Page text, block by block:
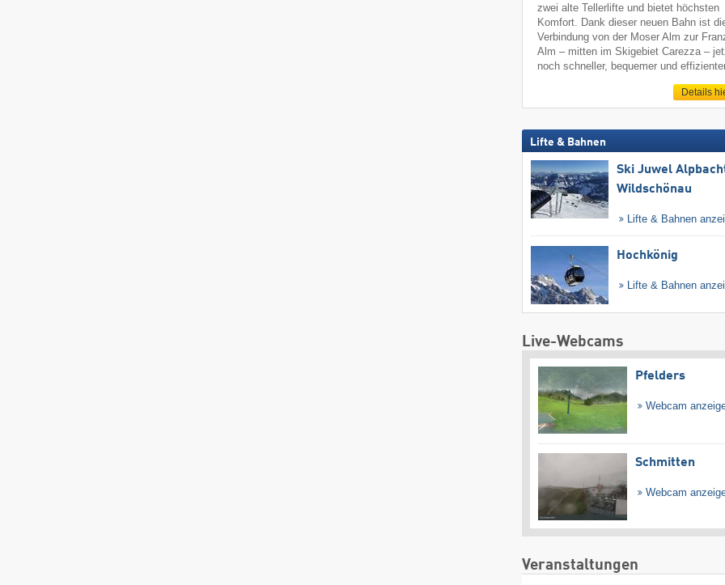
zwei alte Tellerlifte und bietet höchsten
Komfort. Dank dieser neuen Bahn ist
Verbindung von der Moser Alm zur
Alm – mitten im Skigebiet Carezza –
noch schneller, bequemer und
Details
Lifte & Bahnen
Ski Juwel
Wildschönau
Lifte & Bahnen
Hochkönig
Lifte & Bahnen
Live-Webcams
Pfelders
Webcam
Schmitten
Webcam
Veranstaltungen